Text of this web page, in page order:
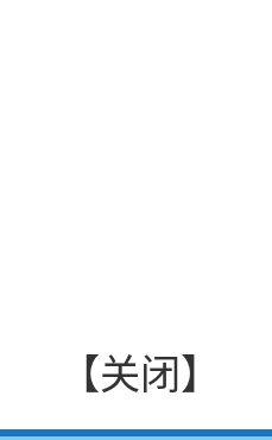
【关闭】